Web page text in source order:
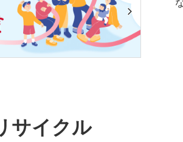
サイクル